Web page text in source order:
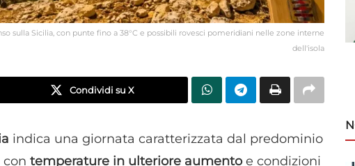
sulla Sicilia, con punte fino a 38°C e possibili rovesci pomeridiani nelle zone interne
dell'isola
Condividi su X
indica una giornata caratterizzata dal predominio
con temperature in ulteriore aumentoe condizioni